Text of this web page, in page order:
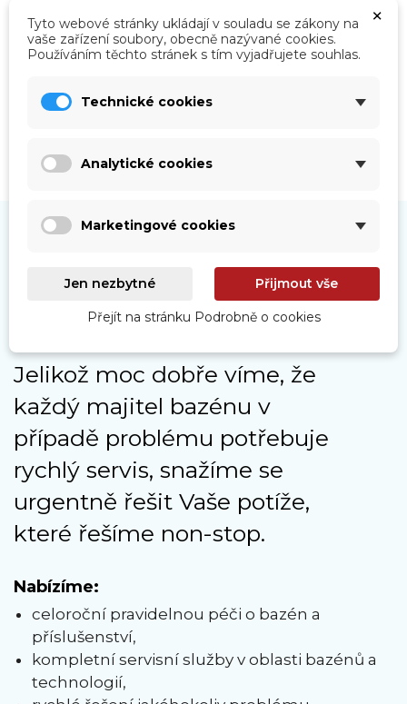
Roboty
Prohlédnout
Naše služby
Jelikož moc dobře víme, že
každý majitel bazénu v
případě problému potřebuje
rychlý servis, snažíme se
urgentně řešit Vaše potíže,
které řešíme non-stop.
Nabízíme:
celoroční pravidelnou péči o bazén a
příslušenství,
kompletní servisní služby v oblasti bazénů a
technologií,
×
Tyto webové stránky ukládají v souladu se zákony na
vaše zařízení soubory, obecně nazývané cookies.
Používáním těchto stránek s tím vyjadřujete souhlas.
Technické cookies
Analytické cookies
Marketingové cookies
Jen nezbytné Přijmout vše
Přejít na stránku Podrobně o cookies